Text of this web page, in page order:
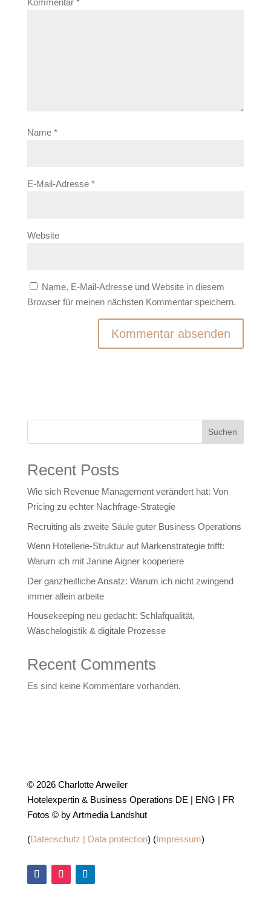
Kommentar *
Name *
E-Mail-Adresse *
Website
Name, E-Mail-Adresse und Website in diesem
Browser für meinen nächsten Kommentar speichern.
Suchen
Recent Posts
Wie sich Revenue Management verändert hat: Von
Pricing zu echter Nachfrage‑Strategie
Recruiting als zweite Säule guter Business Operations
Wenn Hotellerie‑Struktur auf Markenstrategie trifft:
Warum ich mit Janine Aigner kooperiere
Der ganzheitliche Ansatz: Warum ich nicht zwingend
immer allein arbeite
Housekeeping neu gedacht: Schlafqualität,
Wäschelogistik & digitale Prozesse
Recent Comments
Es sind keine Kommentare vorhanden.
© 2026 Charlotte Arweiler
Hotelexpertin & Business Operations DE | ENG | FR
Fotos © by Artmedia Landshut
(Datenschutz | Data protection) (Impressum)